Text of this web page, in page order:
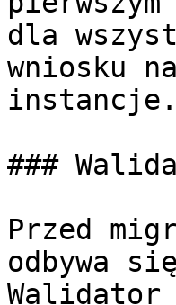
dla
wniosku
instancje.
###
Przed
odbywa
Walidator